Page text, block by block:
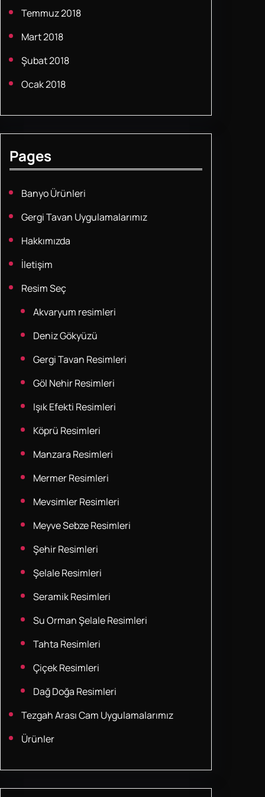
Temmuz 2018
Mart 2018
Şubat 2018
Ocak 2018
Pages
Banyo Ürünleri
Gergi Tavan Uygulamalarımız
Hakkımızda
İletişim
Resim Seç
Akvaryum resimleri
Deniz Gökyüzü
Gergi Tavan Resimleri
Göl Nehir Resimleri
Işık Efekti Resimleri
Köprü Resimleri
Manzara Resimleri
Mermer Resimleri
Mevsimler Resimleri
Meyve Sebze Resimleri
Şehir Resimleri
Şelale Resimleri
Seramik Resimleri
Su Orman Şelale Resimleri
Tahta Resimleri
Çiçek Resimleri
Dağ Doğa Resimleri
Tezgah Arası Cam Uygulamalarımız
Ürünler